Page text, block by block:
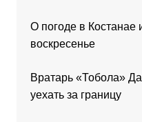
О погоде в Костанае
воскресенье
Вратарь «Тобола»
уехать за границу